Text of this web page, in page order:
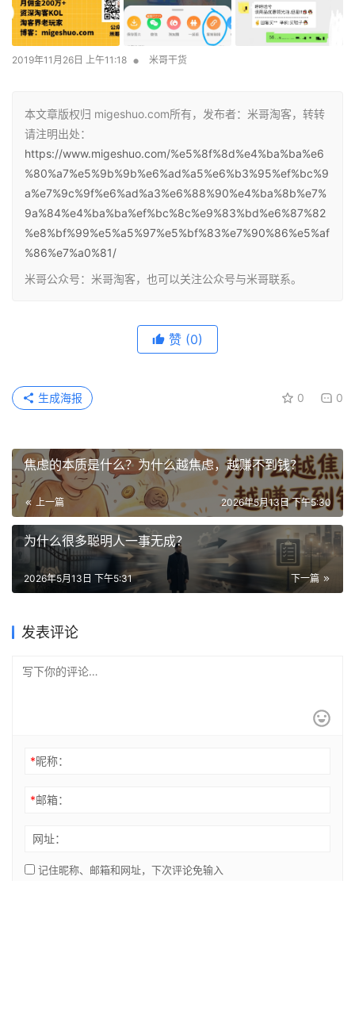
本文章版权归 migeshuo.com所有，发布者：米哥淘客，转转
请注明出处：
https://www.migeshuo.com/%e5%8f%8d%e4%ba%ba%e6
%80%a7%e5%9b%9b%e6%ad%a5%e6%b3%95%ef%bc%9
a%e7%9c%9f%e6%ad%a3%e6%88%90%e4%ba%8b%e7%
9a%84%e4%ba%ba%ef%bc%8c%e9%83%bd%e6%87%82
%e8%bf%99%e5%a5%97%e5%bf%83%e7%90%86%e5%af
%86%e7%a0%81/
米哥公众号：米哥淘客，也可以关注公众号与米哥联系。
赞 (0)
0 0
生成海报
焦虑的本质是什么？为什么越焦虑，越赚不到钱？
上一篇 2026年5月13日 下午5:30
为什么很多聪明人一事无成？
下一篇
2026年5月13日 下午5:31
发表评论
*昵称：
*邮箱：
网址：
记住昵称、邮箱和网址，下次评论免输入